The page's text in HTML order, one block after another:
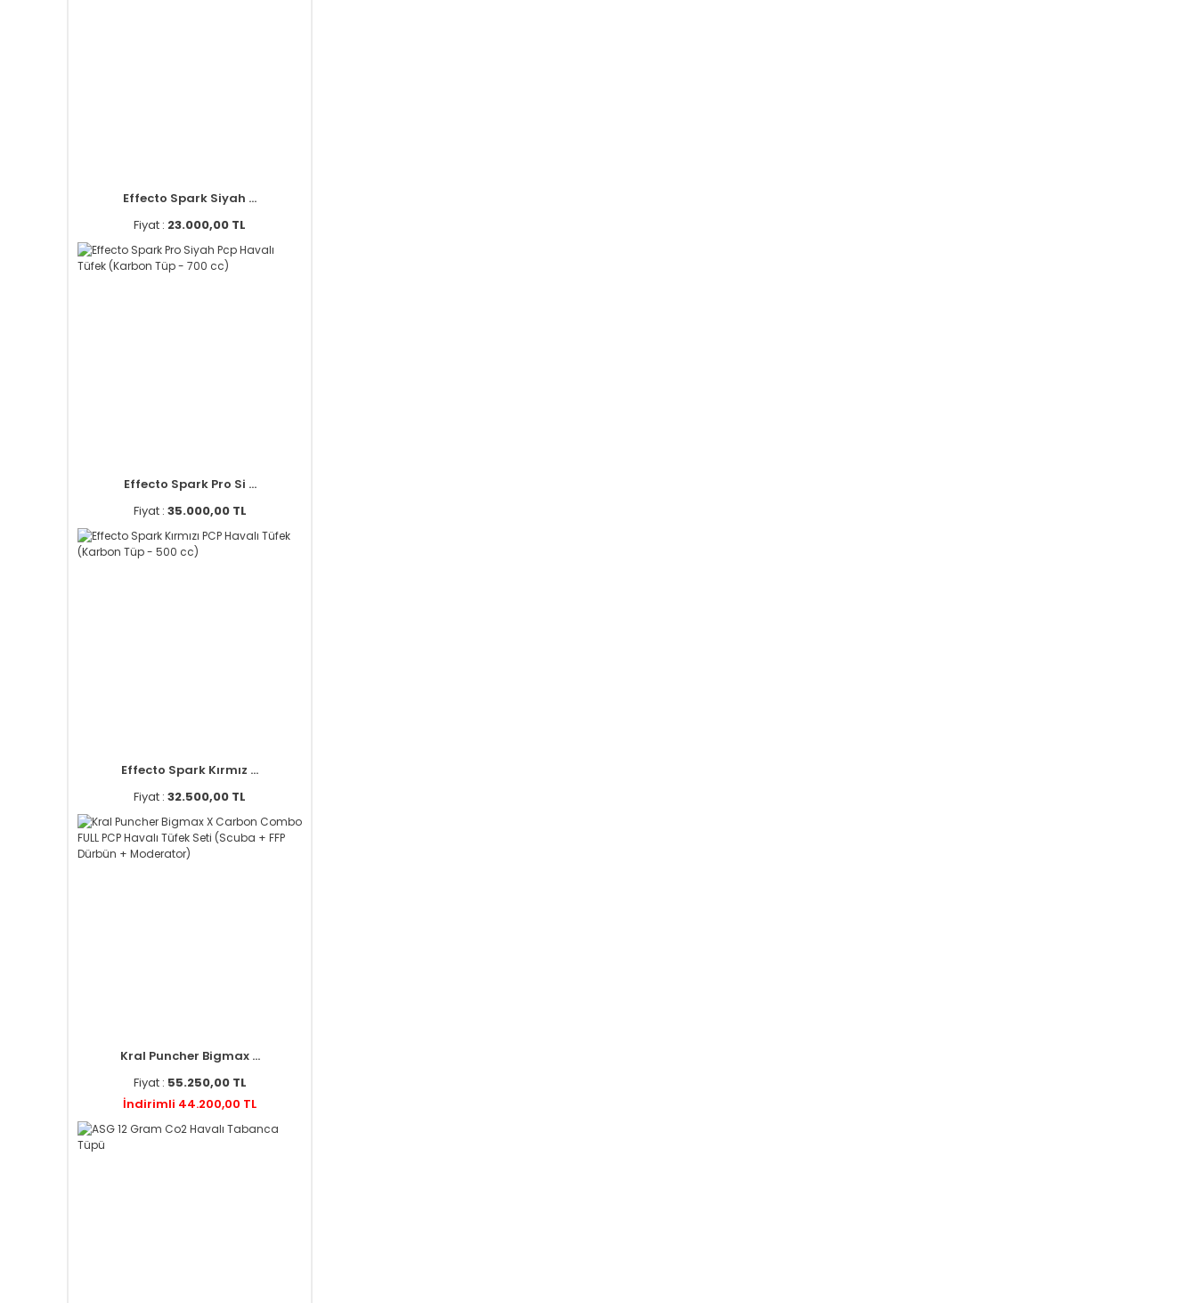
Effecto Spark Siyah ...
Fiyat : 23.000,00 TL
Effecto Spark Pro Si ...
Fiyat : 35.000,00 TL
Effecto Spark Kırmız ...
Fiyat : 32.500,00 TL
Kral Puncher Bigmax ...
Fiyat : 55.250,00 TL
İndirimli 44.200,00 TL